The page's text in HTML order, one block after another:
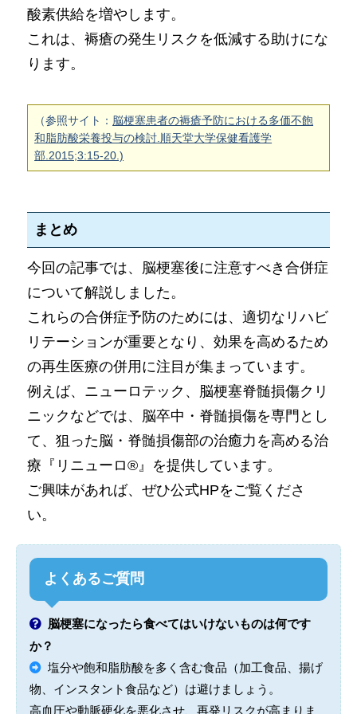
酸素供給を増やします。
これは、褥瘡の発生リスクを低減する助けにな
ります。
（参照サイト： 脳梗塞患者の褥瘡予防における多価不飽
和脂肪酸栄養投与の検討.順天堂大学保健看護学
部.2015;3:15-20.)
まとめ
今回の記事では、脳梗塞後に注意すべき合併症
について解説しました。
これらの合併症予防のためには、適切なリハビ
リテーションが重要となり、効果を高めるため
の再生医療の併用に注目が集まっています。
例えば、ニューロテック、脳梗塞脊髄損傷クリ
ニックなどでは、脳卒中・脊髄損傷を専門とし
て、狙った脳・脊髄損傷部の治癒力を高める治
療『リニューロ®』を提供しています。
ご興味があれば、ぜひ公式HPをご覧くださ
い。
よくあるご質問
脳梗塞になったら食べてはいけないものは何です
か？
塩分や飽和脂肪酸を多く含む食品（加工食品、揚げ
物、インスタント食品など）は避けましょう。
高血圧や動脈硬化を悪化させ、再発リスクが高まりま